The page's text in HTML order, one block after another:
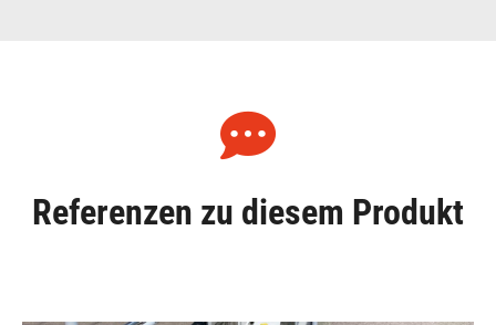
Referenzen zu diesem Produkt